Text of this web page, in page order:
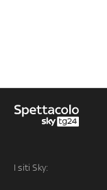
I siti Sky: